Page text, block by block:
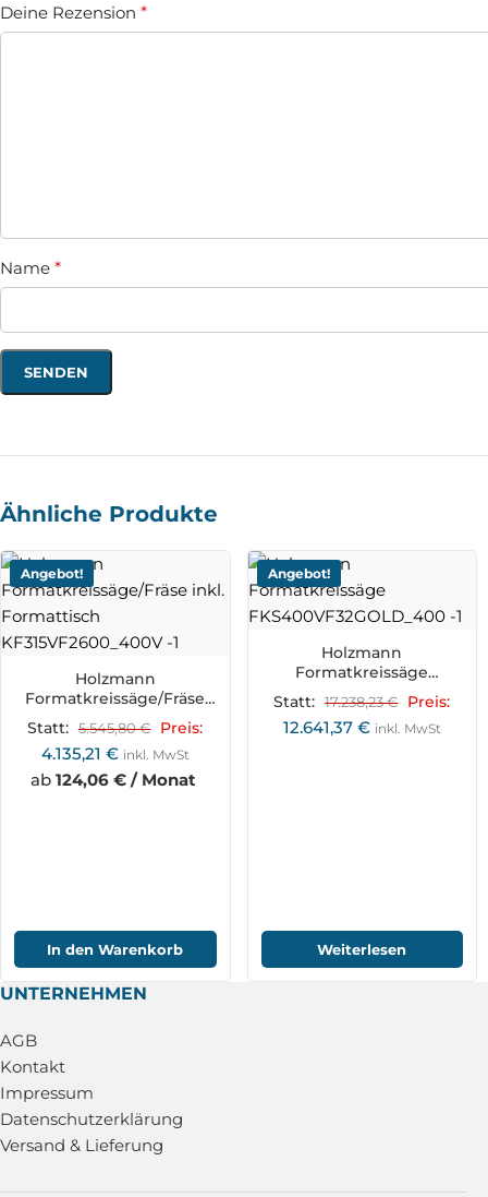
Deine Rezension *
Name *
Ähnliche Produkte
Angebot!
Holzmann
Formatkreissäge/Fräse
inkl. Formattisch
KF315VF2600_400V
Statt: 5.545,80€ Preis:
4.135,21 € inkl. MwSt
ab 124,06 € / Monat
In den Warenkorb
Angebot!
Holzmann
Formatkreissäge
FKS400VF32GOLD_400
Statt: 17.238,23€ Preis:
12.641,37 € inkl. MwSt
Weiterlesen
UNTERNEHMEN
AGB
Kontakt
Impressum
Datenschutzerklärung
Versand & Lieferung